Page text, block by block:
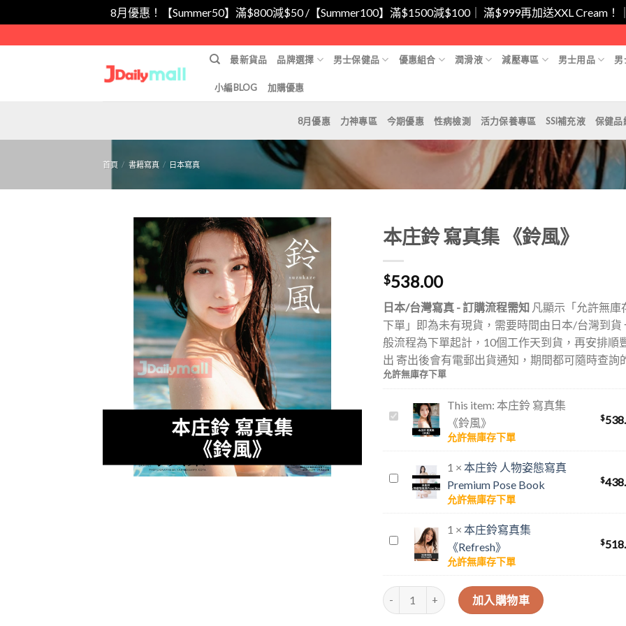
8月優惠！【Summer50】滿$800減$50 /【Summer100】滿$1500減$100｜ 滿$999再加送XXL Cream！
to
最新貨品 品牌選擇 男士保健品 優惠組合 潤滑液 減壓專區 男士用品 男
小編BLOG 加購優惠
8月優惠 力神專區 今期優惠 性病檢測 活力保養專區 SSI補充液 保健品
首頁 / 書籍寫真 / 日本寫真
Wishlist
本庄鈴 寫真集 《鈴風》
$538.00
日本/台灣寫真 - 訂購流程需知凡顯示「允許無庫
下單」即為未有現貨，需要時間由日本/台灣到貨
般流程為下單起計，10個工作天到貨，再安排順
出 寄出後會有電郵出貨通知，期間都可隨時查詢
允許無庫存下單
本
真
《鈴
This item: 本庄鈴 寫真集
《鈴風》
允許無庫存下單
$
本
物
態
寫
1 × 本庄鈴 人物姿態寫真
Premium Pose Book
允許無庫存下單
$
本
寫
真
1 × 本庄鈴寫真集
《Refresh》
允許無庫存下單
$
本庄鈴 寫真集 《鈴風》 數量
加入購物車